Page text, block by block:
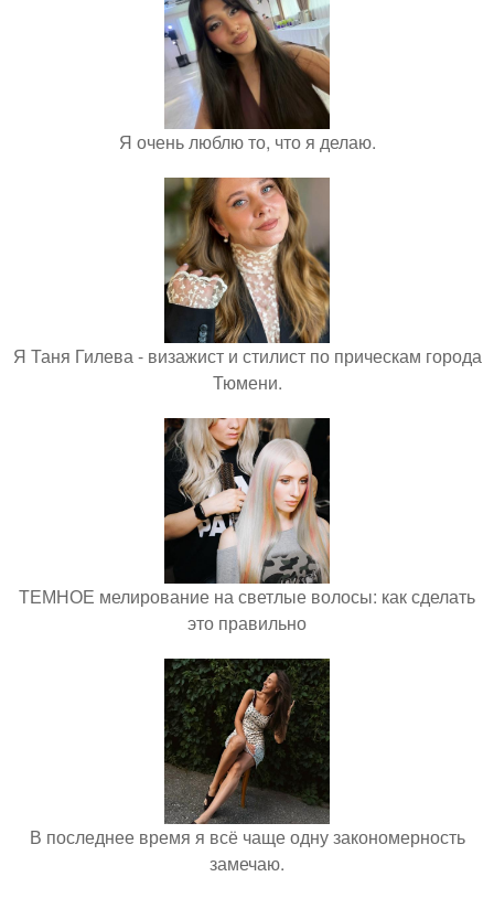
Я очень люблю то, что я делаю.
Я Таня Гилева - визажист и стилист по прическам города
Тюмени.
ТЕМНОЕ мелирование на светлые волосы: как сделать
это правильно
В последнее время я всё чаще одну закономерность
замечаю.